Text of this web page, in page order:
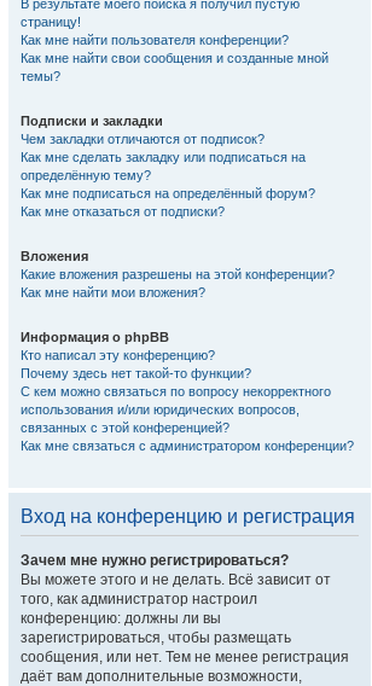
В результате моего поиска я получил пустую
страницу!
Как мне найти пользователя конференции?
Как мне найти свои сообщения и созданные мной
темы?
Подписки и закладки
Чем закладки отличаются от подписок?
Как мне сделать закладку или подписаться на
определённую тему?
Как мне подписаться на определённый форум?
Как мне отказаться от подписки?
Вложения
Какие вложения разрешены на этой конференции?
Как мне найти мои вложения?
Информация о phpBB
Кто написал эту конференцию?
Почему здесь нет такой-то функции?
С кем можно связаться по вопросу некорректного
использования и/или юридических вопросов,
связанных с этой конференцией?
Как мне связаться с администратором конференции?
Вход на конференцию и регистрация
Зачем мне нужно регистрироваться?
Вы можете этого и не делать. Всё зависит от
того, как администратор настроил
конференцию: должны ли вы
зарегистрироваться, чтобы размещать
сообщения, или нет. Тем не менее регистрация
даёт вам дополнительные возможности,